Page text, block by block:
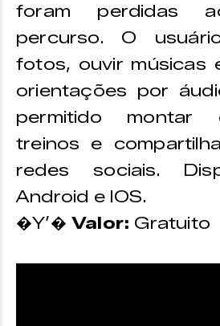
foram perdidas
percurso. O
fotos, ouvir músicas
orientações por
permitido montar
treinos e
redes sociais.
Android e IOS.
�Y’� Valor: Gratuito